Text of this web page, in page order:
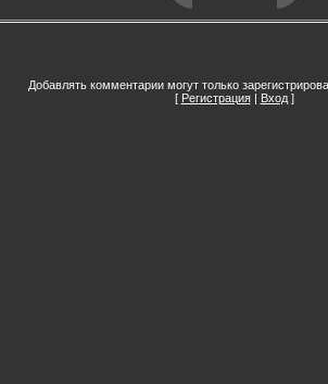
Добавлять комментарии могут только
[ Регистрация| Вход]